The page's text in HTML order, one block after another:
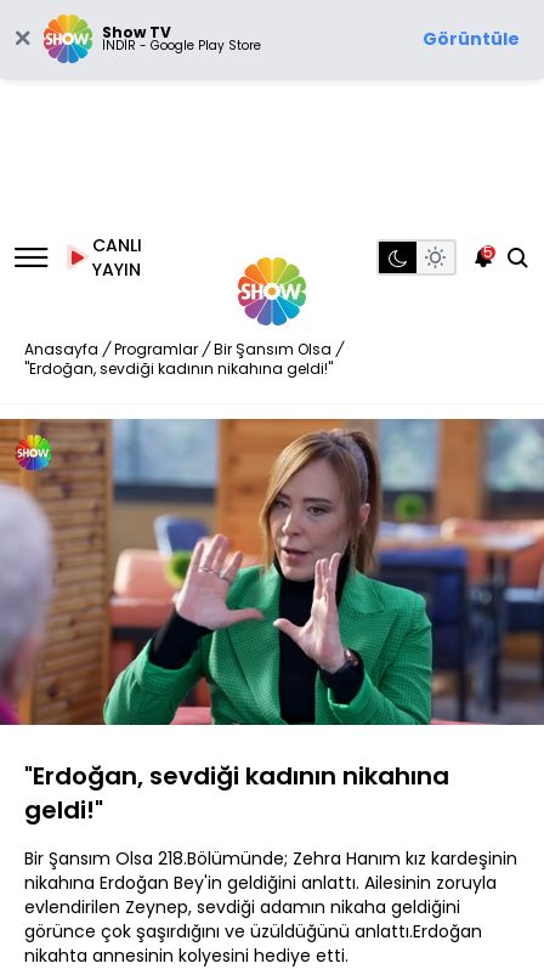
Show TV
İNDİR - Google Play Store Görüntüle
CANLI
YAYIN
5
Anasayfa / Programlar / Bir Şansım Olsa /
"Erdoğan, sevdiği kadının nikahına geldi!"
Sesi
Aç
Yüklendi
15.91%
Oynatma
Hızı
"Erdoğan, sevdiği kadının nikahına
geldi!"
Bir Şansım Olsa 218.Bölümünde; Zehra Hanım kız kardeşinin
nikahına Erdoğan Bey'in geldiğini anlattı. Ailesinin zoruyla
evlendirilen Zeynep, sevdiği adamın nikaha geldiğini
görünce çok şaşırdığını ve üzüldüğünü anlattı.Erdoğan
nikahta annesinin kolyesini hediye etti.